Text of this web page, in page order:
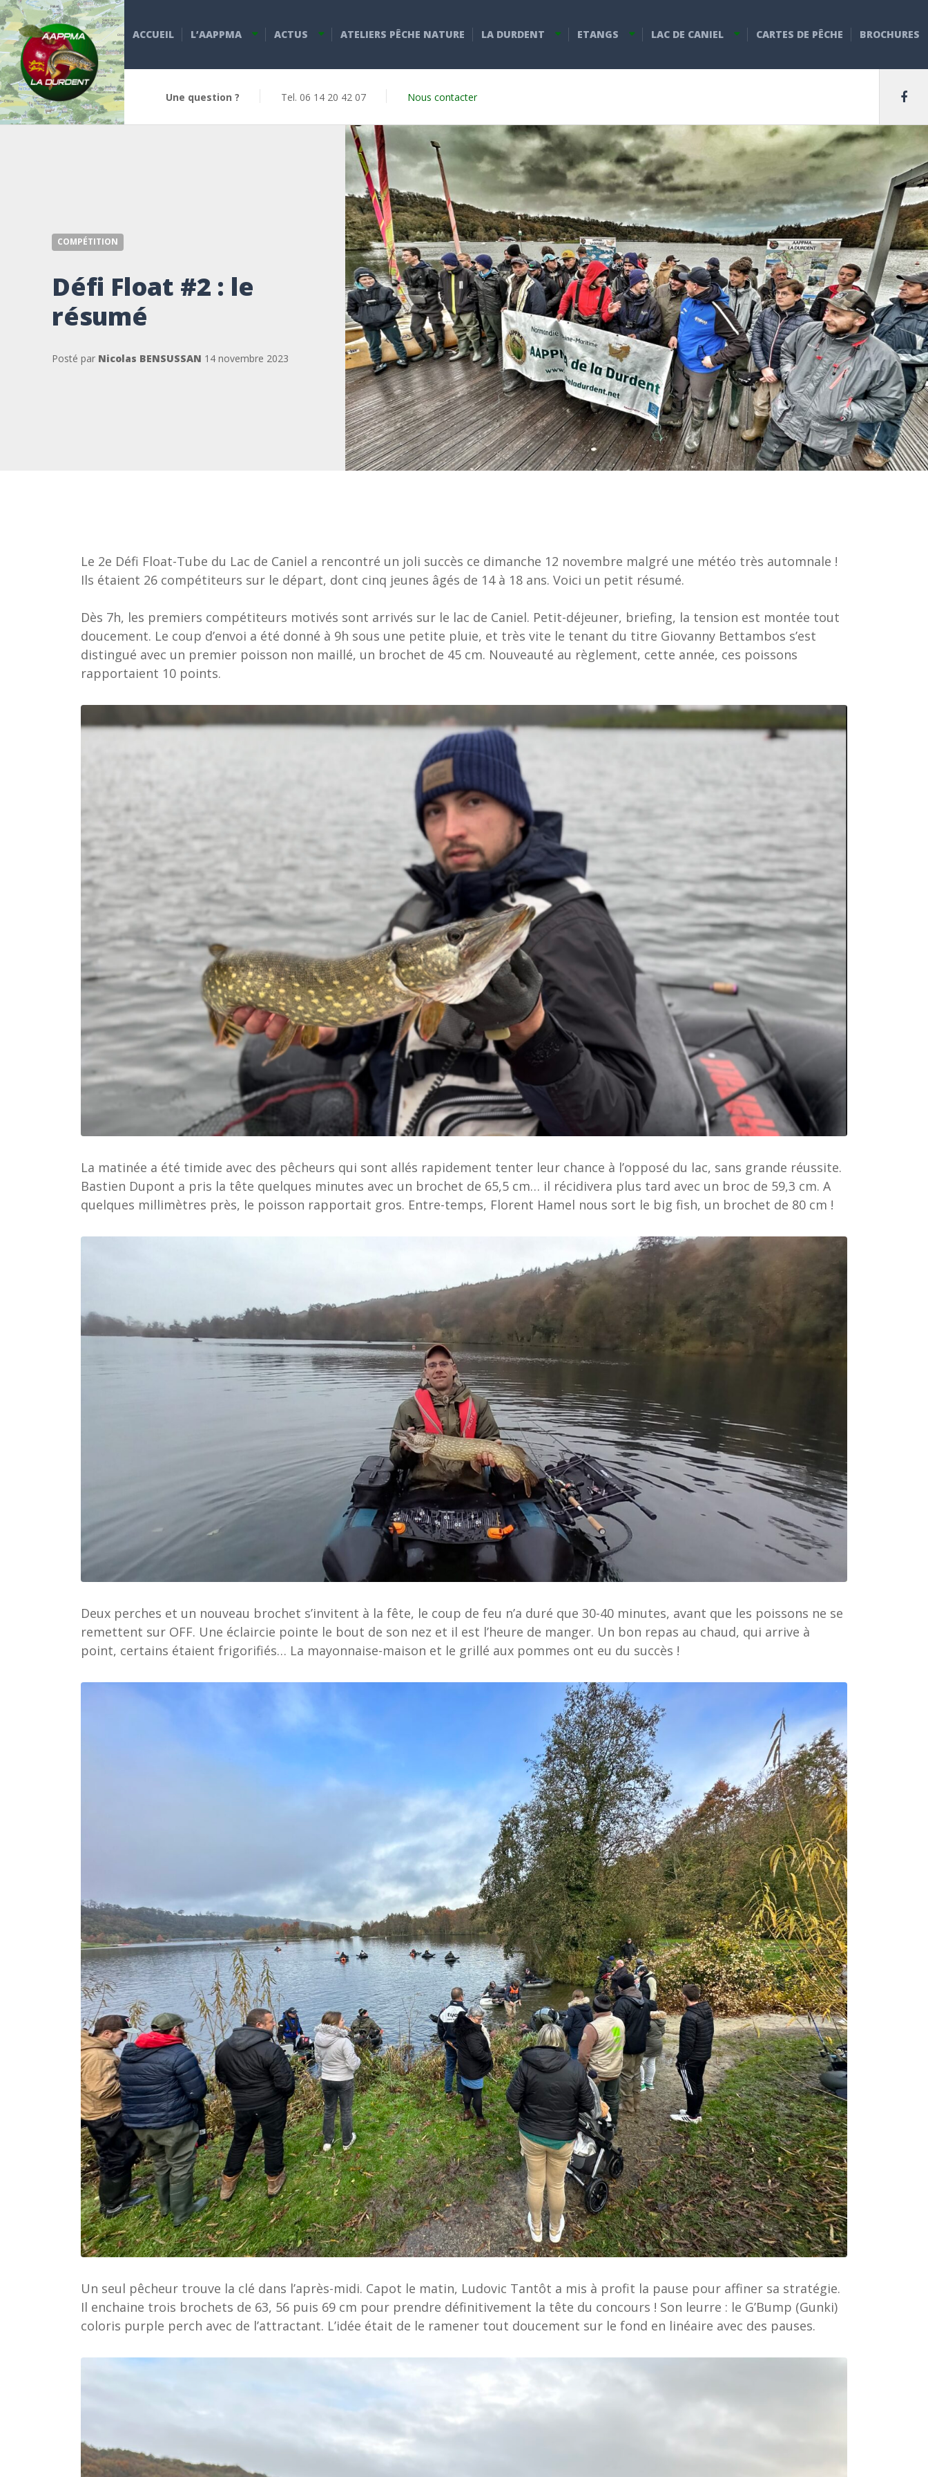
ACCUEIL L’AAPPMA ACTUS ATELIERS PÊCHE NATURE LA DURDENT ETANGS LAC DE CANIEL CARTES DE PÊCHE BROCHURES
Une question ? Tel. 06 14 20 42 07 Nous contacter
COMPÉTITION
Défi Float #2 : le
résumé
Posté par Nicolas BENSUSSAN 14 novembre 2023
Le 2e Défi Float-Tube du Lac de Caniel a rencontré un joli succès ce dimanche 12 novembre malgré une météo très automnale !
Ils étaient 26 compétiteurs sur le départ, dont cinq jeunes âgés de 14 à 18 ans. Voici un petit résumé.
Dès 7h, les premiers compétiteurs motivés sont arrivés sur le lac de Caniel. Petit-déjeuner, briefing, la tension est montée tout
doucement. Le coup d’envoi a été donné à 9h sous une petite pluie, et très vite le tenant du titre Giovanny Bettambos s’est
distingué avec un premier poisson non maillé, un brochet de 45 cm. Nouveauté au règlement, cette année, ces poissons
rapportaient 10 points.
La matinée a été timide avec des pêcheurs qui sont allés rapidement tenter leur chance à l’opposé du lac, sans grande réussite.
Bastien Dupont a pris la tête quelques minutes avec un brochet de 65,5 cm… il récidivera plus tard avec un broc de 59,3 cm. A
quelques millimètres près, le poisson rapportait gros. Entre-temps, Florent Hamel nous sort le big fish, un brochet de 80 cm !
Deux perches et un nouveau brochet s’invitent à la fête, le coup de feu n’a duré que 30-40 minutes, avant que les poissons ne se
remettent sur OFF. Une éclaircie pointe le bout de son nez et il est l’heure de manger. Un bon repas au chaud, qui arrive à
point, certains étaient frigorifiés… La mayonnaise-maison et le grillé aux pommes ont eu du succès !
Un seul pêcheur trouve la clé dans l’après-midi. Capot le matin, Ludovic Tantôt a mis à profit la pause pour affiner sa stratégie.
Il enchaine trois brochets de 63, 56 puis 69 cm pour prendre définitivement la tête du concours ! Son leurre : le G’Bump (Gunki)
coloris purple perch avec de l’attractant. L’idée était de le ramener tout doucement sur le fond en linéaire avec des pauses.